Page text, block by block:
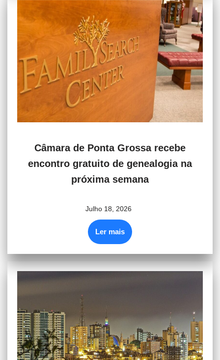
Câmara de Ponta Grossa recebe
encontro gratuito de genealogia na
próxima semana
Julho 18, 2026
Ler mais